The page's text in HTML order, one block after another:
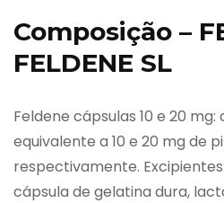
Composição –
FELDENE SL
Feldene cápsulas 10 e 20
equivalente a 10 e 20 mg de
respectivamente.
cápsula de gelatina dura,